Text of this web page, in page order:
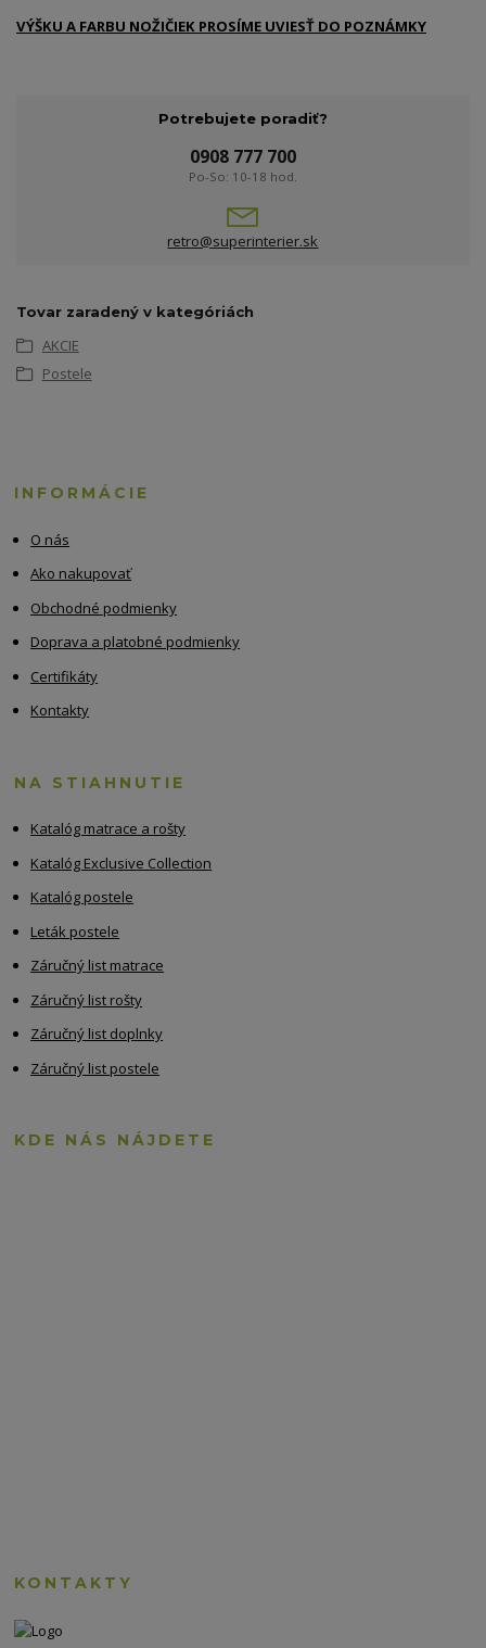
VÝŠKU A FARBU NOŽIČIEK PROSÍME UVIESŤ DO POZNÁMKY
Potrebujete poradiť?
0908 777 700
Po-So: 10-18 hod.
retro@superinterier.sk
Tovar zaradený v kategóriách
AKCIE
Postele
INFORMÁCIE
O nás
Ako nakupovať
Obchodné podmienky
Doprava a platobné podmienky
Certifikáty
Kontakty
NA STIAHNUTIE
Katalóg matrace a rošty
Katalóg Exclusive Collection
Katalóg postele
Leták postele
Záručný list matrace
Záručný list rošty
Záručný list doplnky
Záručný list postele
KDE NÁS NÁJDETE
KONTAKTY